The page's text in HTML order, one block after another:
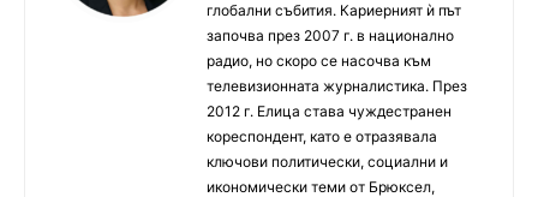
глобални събития. Кариерният ѝ път
започва през 2007 г. в национално
радио, но скоро се насочва към
телевизионната журналистика. През
2012 г. Елица става чуждестранен
кореспондент, като е отразявала
ключови политически, социални и
икономически теми от Брюксел,